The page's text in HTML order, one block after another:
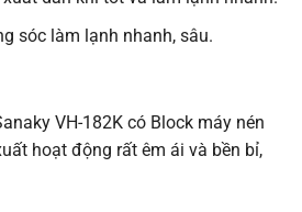
sóc làm lạnh nhanh, sâu.
VH-182K có Block máy nén
hoạt động rất êm ái và bền bỉ,